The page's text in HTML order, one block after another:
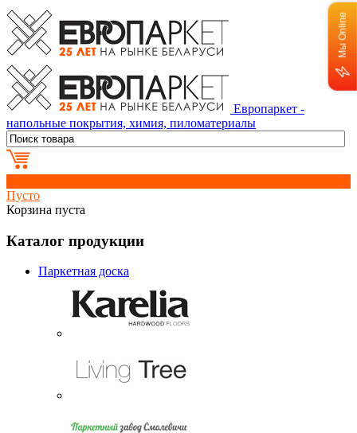
Европаркет -
напольные покрытия, химия, пиломатериалы
Пусто
Корзина пуста
Каталог продукции
Паркетная доска
Мы Online